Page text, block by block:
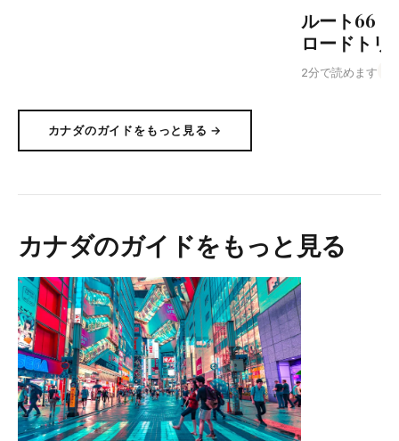
ルート66
ロードトリ
2分で読めます
カナダのガイドをもっと見る →
カナダのガイドをもっと見る